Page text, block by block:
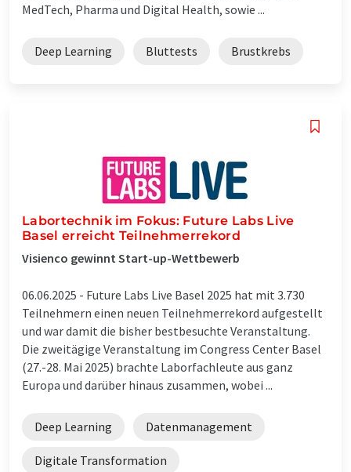
MedTech, Pharma und Digital Health, sowie ...
Deep Learning Bluttests Brustkrebs
Labortechnik im Fokus: Future Labs Live
Basel erreicht Teilnehmerrekord
Visienco gewinnt Start-up-Wettbewerb
06.06.2025 - Future Labs Live Basel 2025 hat mit 3.730
Teilnehmern einen neuen Teilnehmerrekord aufgestellt
und war damit die bisher bestbesuchte Veranstaltung.
Die zweitägige Veranstaltung im Congress Center Basel
(27.-28. Mai 2025) brachte Laborfachleute aus ganz
Europa und darüber hinaus zusammen, wobei ...
Deep Learning Datenmanagement
Digitale Transformation